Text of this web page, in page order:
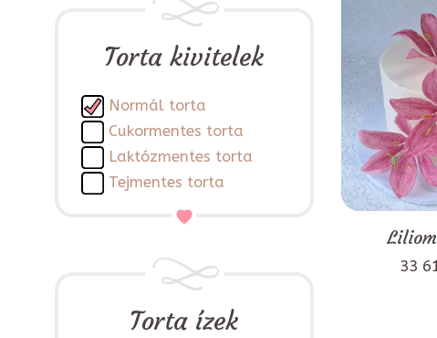
Torta kivitelek
Normál torta
Cukormentes torta
Laktózmentes torta
Tejmentes torta
Torta ízek
33